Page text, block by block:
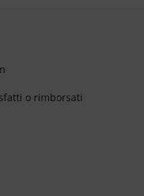
o rimborsati